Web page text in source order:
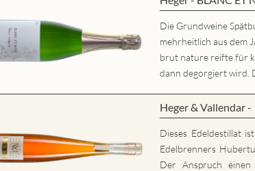
Die Grundweine
mehrheitlich aus dem
brut nature reifte für
dann degorgiert wird.
Heger & Vallendar
Dieses Edeldestillat
Edelbrenners
Der Anspruch einen